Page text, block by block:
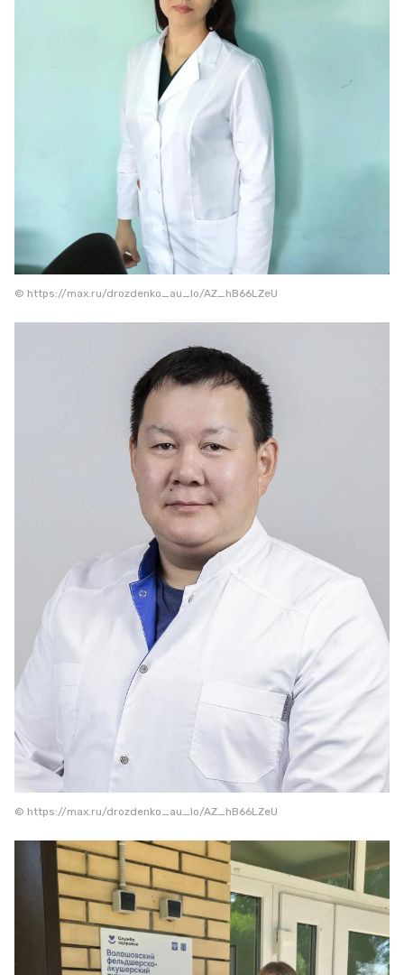
© https://max.ru/drozdenko_au_lo/AZ_hB66LZeU
© https://max.ru/drozdenko_au_lo/AZ_hB66LZeU